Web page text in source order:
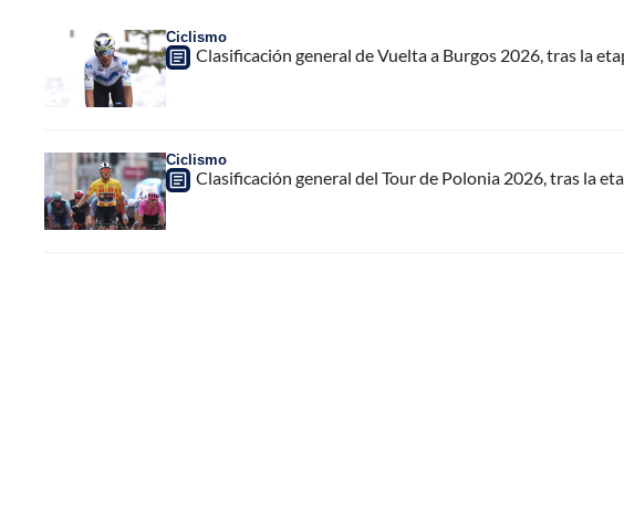
Ciclismo
Clasificación general de Vuelta a Burgos 2026, tras la
Ciclismo
Clasificación general del Tour de Polonia 2026, tras la